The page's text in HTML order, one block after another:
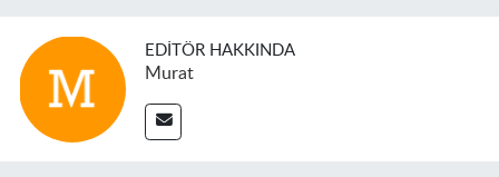
EDITÖR HAKKINDA
Murat